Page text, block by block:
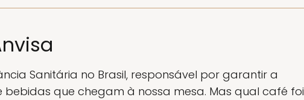
Sanitária no Brasil, responsável por garantir a
que chegam à nossa mesa. Mas qual café foi